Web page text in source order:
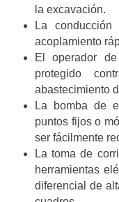
la excavación.
La
acoplamiento
El operador
protegido
abastecimiento
La bomba de
puntos fijos o
ser fácilmente
La toma de
herramientas
diferencial de